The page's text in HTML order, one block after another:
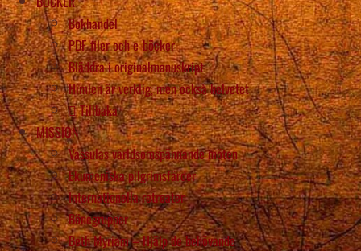
Bokhandel
PDF-filer och e-böcker
Bläddra i originalmanuskript
Himlen är verklig, men också helvetet
Tillbaka
MISSION
Vassulas världsomspännande möten
Ekumeniska pilgrimsfärder
Internationella retreater
Bönegrupper
Beth Myriam – Hjälp de behövande